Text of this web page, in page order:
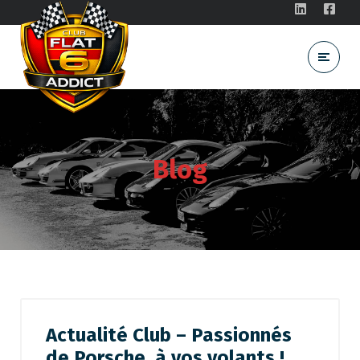
Blog
Actualité Club – Passionnés